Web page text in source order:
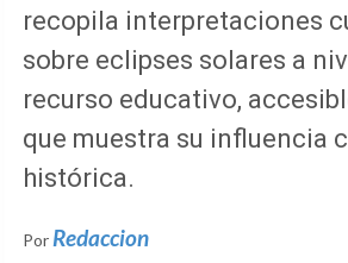
recopila interpretaciones
sobre eclipses solares a
recurso educativo,
que muestra su influencia
histórica.
Por Redaccion